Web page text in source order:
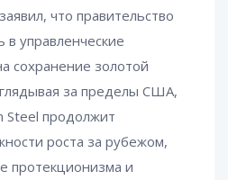
что правительство
управленческие
сохранение золотой
за пределы США,
Steel продолжит
роста за рубежом,
протекционизма и